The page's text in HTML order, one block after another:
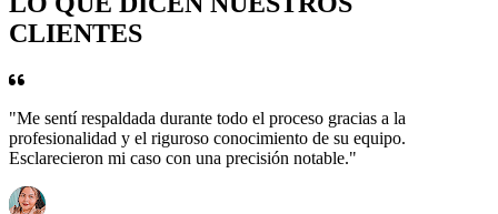
CLIENTES
"Me sentí respaldada durante todo el proceso gracias a la
profesionalidad y el riguroso conocimiento de su equipo.
Esclarecieron mi caso con una precisión notable."